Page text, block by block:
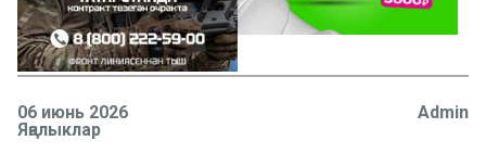
06 июнь 2026
Яңалыклар
Admin